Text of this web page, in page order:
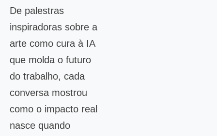
De palestras
inspiradoras sobre a
arte como cura à IA
que molda o futuro
do trabalho, cada
conversa mostrou
como o impacto real
nasce quando